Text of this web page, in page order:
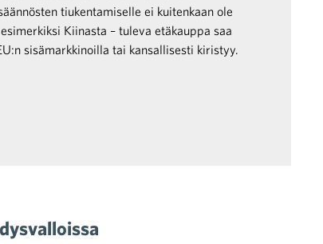
tiukentamiselle ei kuitenkaan ole
Kiinasta – tuleva etäkauppa saa
sisämarkkinoilla tai kansallisesti kiristyy.